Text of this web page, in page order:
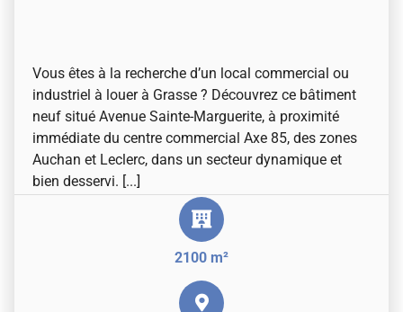
Vous êtes à la recherche d’un local commercial ou
industriel à louer à Grasse ? Découvrez ce bâtiment
neuf situé Avenue Sainte-Marguerite, à proximité
immédiate du centre commercial Axe 85, des zones
Auchan et Leclerc, dans un secteur dynamique et
bien desservi. [...]
2100 m²